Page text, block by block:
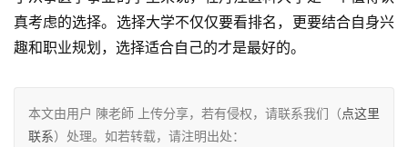
真考虑的选择。选择大学不仅仅要看排名，更要结合自身兴
趣和职业规划，选择适合自己的才是最好的。
本文由用户 陳老師 上传分享，若有侵权，请联系我们（点这里
联系）处理。如若转载，请注明出处：